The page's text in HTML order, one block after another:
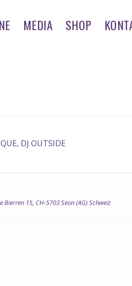
MEDIA SHOP
DJ OUTSIDE
Bierren 15, CH-5703 Seon (AG) Schweiz